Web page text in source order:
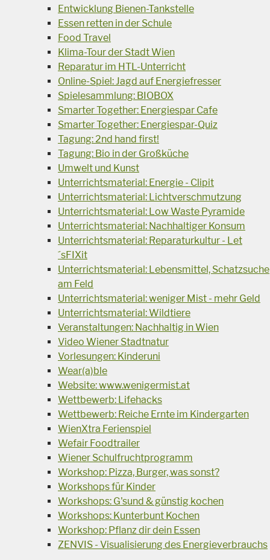
Entwicklung Bienen-Tankstelle
Essen retten in der Schule
Food Travel
Klima-Tour der Stadt Wien
Reparatur im HTL-Unterricht
Online-Spiel: Jagd auf Energiefresser
Spielesammlung: BIOBOX
Smarter Together: Energiespar Cafe
Smarter Together: Energiespar-Quiz
Tagung: 2nd hand first!
Tagung: Bio in der Großküche
Umwelt und Kunst
Unterrichtsmaterial: Energie - Clipit
Unterrichtsmaterial: Lichtverschmutzung
Unterrichtsmaterial: Low Waste Pyramide
Unterrichtsmaterial: Nachhaltiger Konsum
Unterrichtsmaterial: Reparaturkultur - Let
´sFIXit
Unterrichtsmaterial: Lebensmittel, Schatzsuche
am Feld
Unterrichtsmaterial: weniger Mist - mehr Geld
Unterrichtsmaterial: Wildtiere
Veranstaltungen: Nachhaltig in Wien
Video Wiener Stadtnatur
Vorlesungen: Kinderuni
Wear(a)ble
Website: www.wenigermist.at
Wettbewerb: Lifehacks
Wettbewerb: Reiche Ernte im Kindergarten
WienXtra Ferienspiel
Wefair Foodtrailer
Wiener Schulfruchtprogramm
Workshop: Pizza, Burger, was sonst?
Workshops für Kinder
Workshops: G'sund & günstig kochen
Workshops: Kunterbunt Kochen
Workshop: Pflanz dir dein Essen
ZENVIS - Visualisierung des Energieverbrauchs